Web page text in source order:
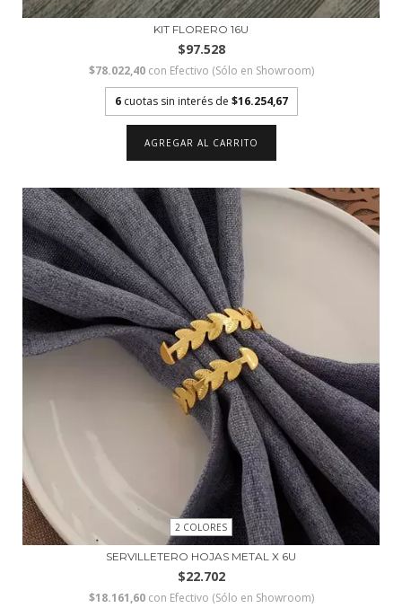
KIT FLORERO 16U
$97.528
$78.022,40 con Efectivo (Sólo en Showroom)
6 cuotas sin interés de $16.254,67
2 COLORES
SERVILLETERO HOJAS METAL X 6U
$22.702
$18.161,60 con Efectivo (Sólo en Showroom)